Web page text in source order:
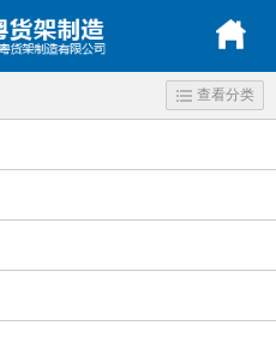
查看分类